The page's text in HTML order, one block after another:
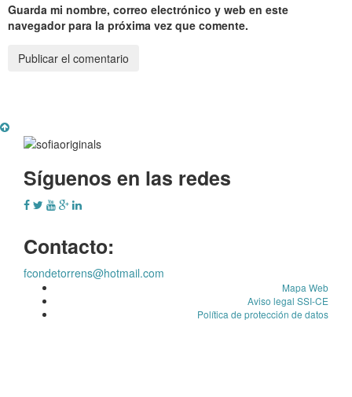
Guarda mi nombre, correo electrónico y web en este
navegador para la próxima vez que comente.
Síguenos en las redes
Contacto:
fcondetorrens@hotmail.com
Mapa Web
Aviso legal SSI-CE
Política de protección de datos